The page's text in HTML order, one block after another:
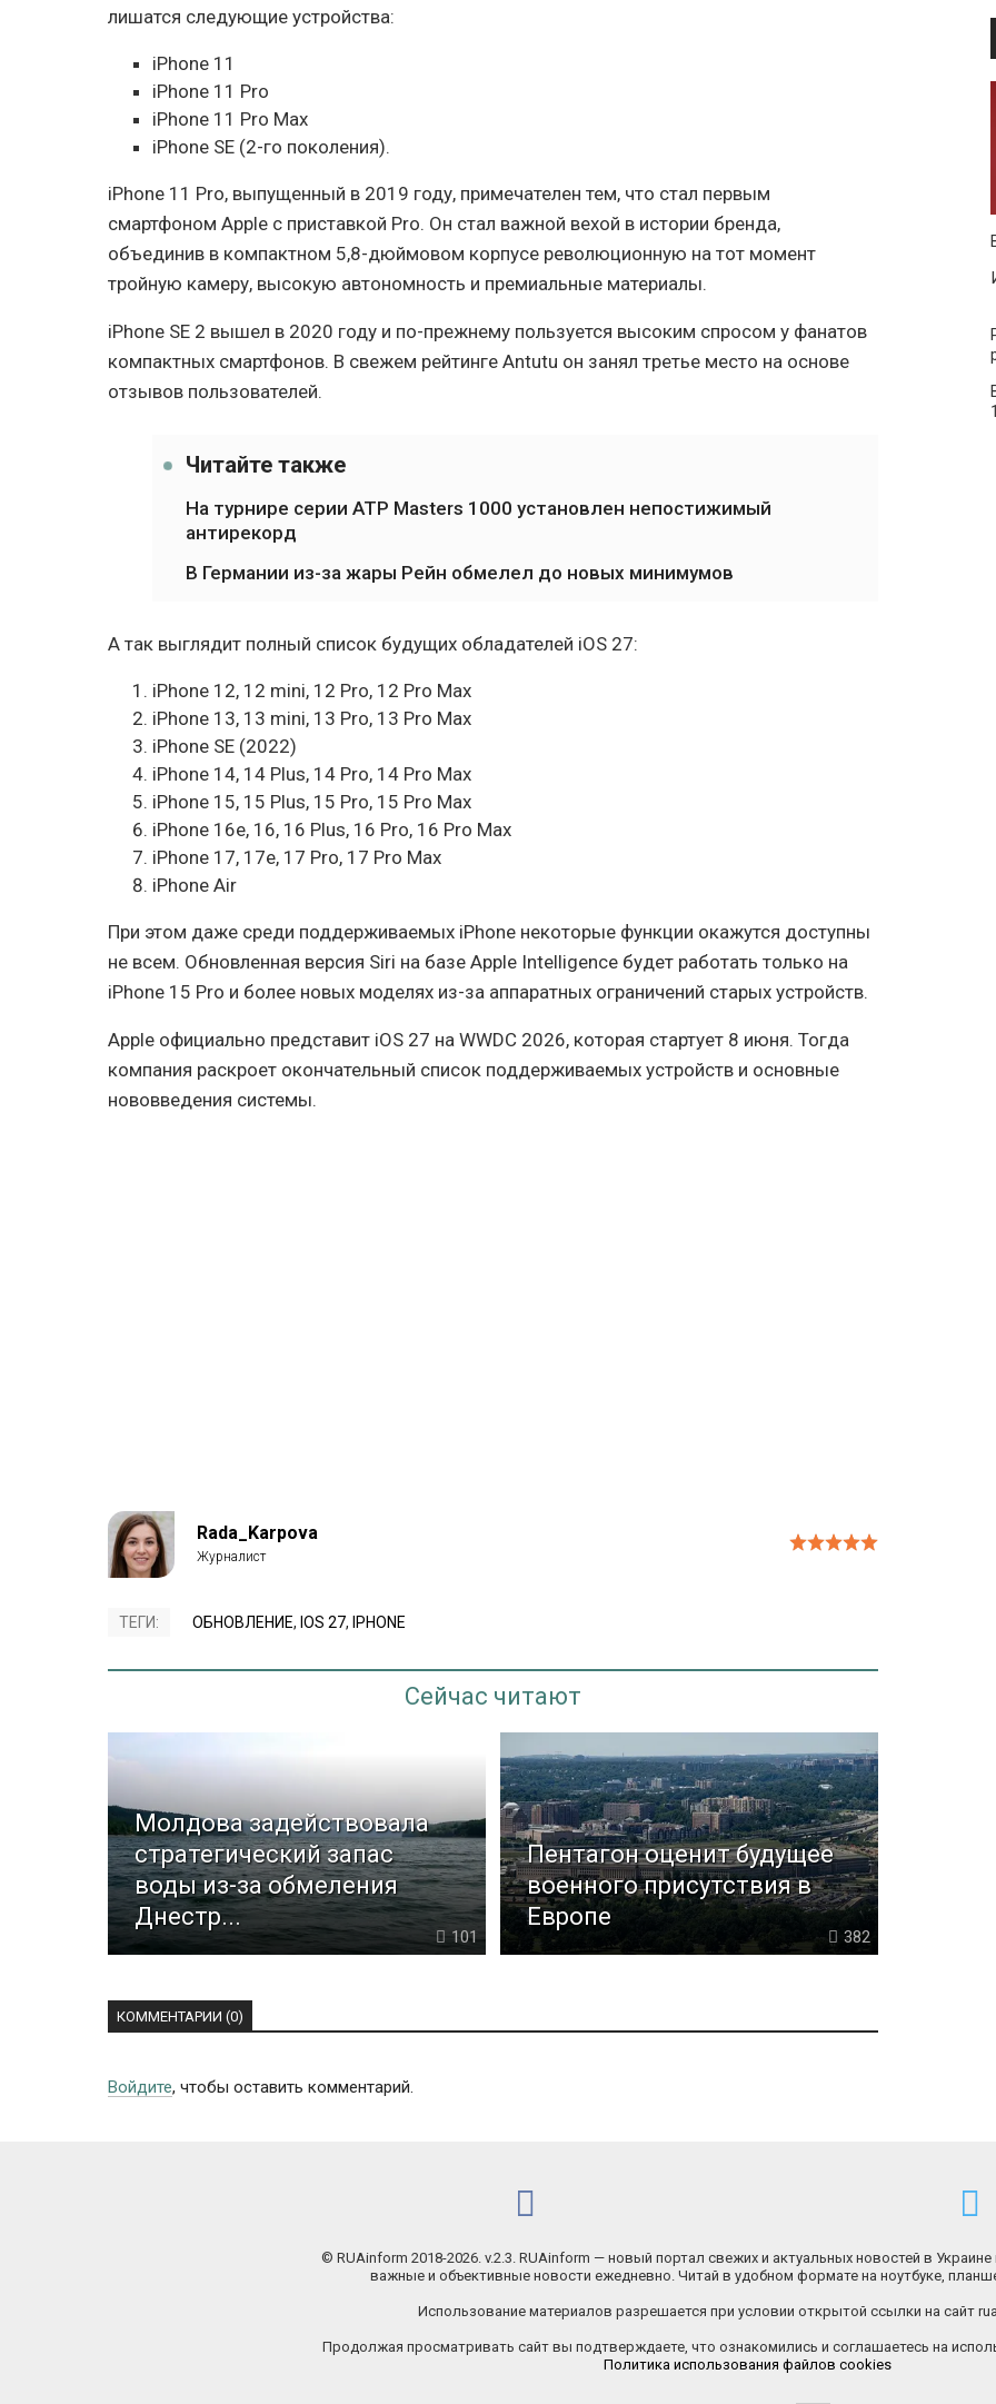
лишатся следующие устройства:
iPhone 11
iPhone 11 Pro
iPhone 11 Pro Max
iPhone SE (2-го поколения).
iPhone 11 Pro, выпущенный в 2019 году, примечателен тем, что стал первым
смартфоном Apple с приставкой Pro. Он стал важной вехой в истории бренда,
объединив в компактном 5,8-дюймовом корпусе революционную на тот момент
тройную камеру, высокую автономность и премиальные материалы.
iPhone SE 2 вышел в 2020 году и по-прежнему пользуется высоким спросом у фанатов
компактных смартфонов. В свежем рейтинге Antutu он занял третье место на основе
отзывов пользователей.
Читайте также
На турнире серии ATP Masters 1000 установлен непостижимый
антирекорд
В Германии из-за жары Рейн обмелел до новых минимумов
А так выглядит полный список будущих обладателей iOS 27:
iPhone 12, 12 mini, 12 Pro, 12 Pro Max
iPhone 13, 13 mini, 13 Pro, 13 Pro Max
iPhone SE (2022)
iPhone 14, 14 Plus, 14 Pro, 14 Pro Max
iPhone 15, 15 Plus, 15 Pro, 15 Pro Max
iPhone 16e, 16, 16 Plus, 16 Pro, 16 Pro Max
iPhone 17, 17e, 17 Pro, 17 Pro Max
iPhone Air
При этом даже среди поддерживаемых iPhone некоторые функции окажутся доступны
не всем. Обновленная версия Siri на базе Apple Intelligence будет работать только на
iPhone 15 Pro и более новых моделях из-за аппаратных ограничений старых устройств.
Apple официально представит iOS 27 на WWDC 2026, которая стартует 8 июня. Тогда
компания раскроет окончательный список поддерживаемых устройств и основные
нововведения системы.
Rada_Karpova
ТЕГИ: ОБНОВЛЕНИЕ, IOS 27, IPHONE
Сейчас читают
Молдова задействовала
стратегический запас
воды из-за обмеления
Днестр...
101
Пентагон оценит будущее
военного присутствия в
Европе
382
КОММЕНТАРИИ (0)
Войдите, чтобы оставить комментарий.
© RUAinform 2018-2026. v.2.3. RUAinform — новый портал свежих и актуальных новостей в Украине
важные и объективные новости ежедневно. Читай в удобном формате на ноутбуке,
Использование материалов разрешается при условии открытой ссылки на сайт
Продолжая просматривать сайт вы подтверждаете, что ознакомились и соглашаетесь на
Политика использования файлов cookies